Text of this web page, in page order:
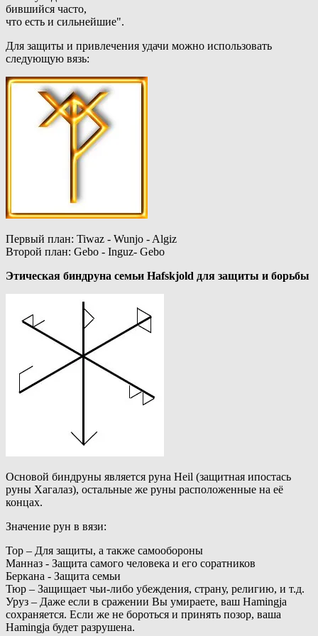
бившийся часто,
что есть и сильнейшие".
Для защиты и привлечения удачи можно использовать
следующую вязь:
Первый план: Tiwaz - Wunjo - Algiz
Второй план: Gebo - Inguz- Gebo
Этическая биндруна семьи Hafskjold для защиты и борьбы
Основой биндруны является руна Heil (защитная ипостась
руны Хагалаз), остальные же руны расположенные на её
концах.
Значение рун в вязи:
Тор – Для защиты, а также самообороны
Манназ - Защита самого человека и его соратников
Беркана - Защита семьи
Тюр – Защищает чьи-либо убеждения, страну, религию, и т.д.
Уруз – Даже если в сражении Вы умираете, ваш Hamingja
сохраняется. Если же не бороться и принять позор, ваша
Hamingja будет разрушена.